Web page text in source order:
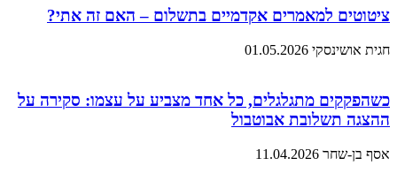
ציטוטים למאמרים אקדמיים בתשלום – האם זה אתי?
חגית אושינסקי 01.05.2026
כשהפקקים מתגלגלים, כל אחד מצביע על עצמו: סקירה על
ההצגה תשלובת אבוטבול
אסף בן-שחר 11.04.2026